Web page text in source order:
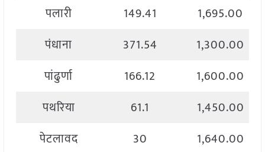
पलारी
149.41
1,695.00
पंधाना
371.54
1,300.00
पांढुर्णा
166.12
1,600.00
पथरिया
61.1
1,450.00
पेटलावद
30 1,640.00